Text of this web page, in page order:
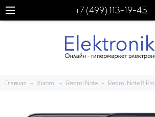
+7 (499) 113-19-45
Главная Xiaomi Redmi Note Redmi Note 8 Pro